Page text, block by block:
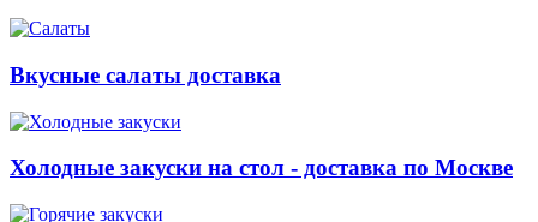
Вкусные салаты доставка
Холодные закуски на стол - доставка по Москве